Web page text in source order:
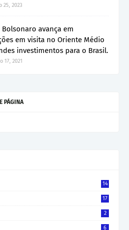
25, 2023
Bolsonaro avança em
em visita no Oriente Médio
investimentos para o Brasil.
17, 2021
PÁGINA
14
17
2
6